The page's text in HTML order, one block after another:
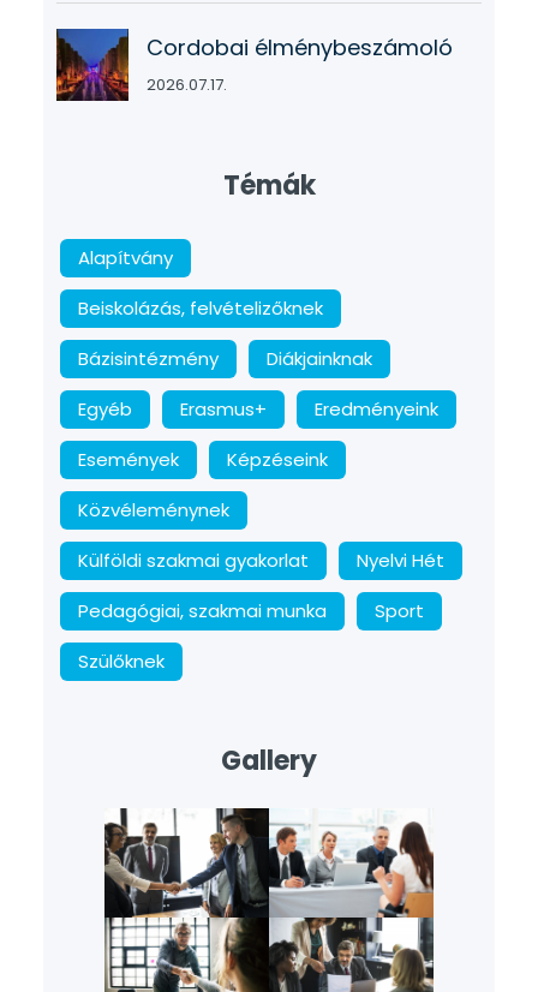
Cordobai élménybeszámoló
2026.07.17.
Témák
Alapítvány
Beiskolázás, felvételizőknek
Bázisintézmény
Diákjainknak
Egyéb
Erasmus+
Eredményeink
Események
Képzéseink
Közvéleménynek
Külföldi szakmai gyakorlat
Nyelvi Hét
Pedagógiai, szakmai munka
Sport
Szülőknek
Gallery